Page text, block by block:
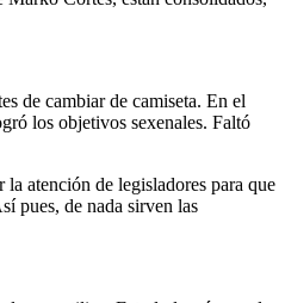
de cambiar de camiseta. En el
los objetivos sexenales. Faltó
atención de legisladores para que
pues, de nada sirven las